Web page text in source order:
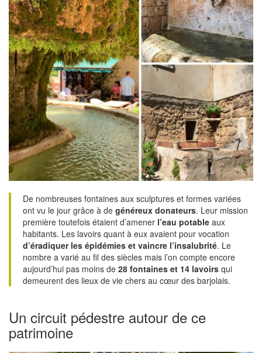
De nombreuses fontaines aux sculptures et formes variées
ont vu le jour grâce à de généreux donateurs. Leur mission
première toutefois étaient d’amener l’eau potable aux
habitants. Les lavoirs quant à eux avaient pour vocation
d’éradiquer les épidémies et vaincre l’insalubrité. Le
nombre a varié au fil des siècles mais l’on compte encore
aujourd’hui pas moins de 28 fontaines et 14 lavoirs qui
demeurent des lieux de vie chers au cœur des barjolais.
Un circuit pédestre autour de ce
patrimoine